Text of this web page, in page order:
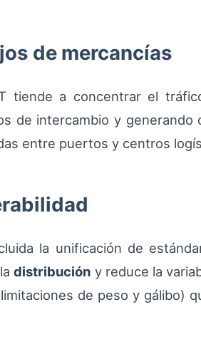
de mercancías
tiende a concentrar el
de intercambio y generando
entre puertos y centros
la unificación de
ladistribución y reduce la
de peso y gálibo)